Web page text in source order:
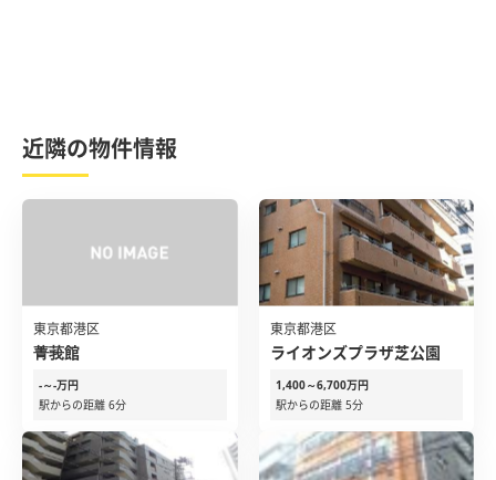
近隣の物件情報
東京都港区
菁莪館
-～-万円
駅からの距離 6分
東京都港区
ライオンズプラザ芝公園
1,400～6,700万円
駅からの距離 5分